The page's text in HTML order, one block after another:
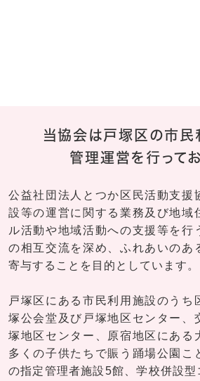
当協会は戸塚区の市民
管理運営を行って
公益社団法人とつか区民活動支援
設等の運営に関する業務及び地域
ル活動や地域活動への支援等を行
の相互交流を深め、ふれあいのあ
寄与することを目的としています。
戸塚区にある市民利用施設のうち
塚公会堂及び戸塚地区センター、
塚地区センター、原宿地区にある
多くの子供たちで賑う踊場公園こ
の指定管理者施設5館、学校併設型